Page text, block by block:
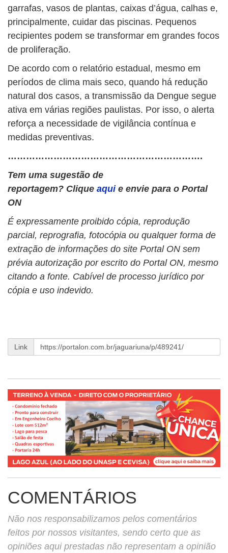
garrafas, vasos de plantas, caixas d’água, calhas e,
principalmente, cuidar das piscinas. Pequenos
recipientes podem se transformar em grandes focos
de proliferação.
De acordo com o relatório estadual, mesmo em
períodos de clima mais seco, quando há redução
natural dos casos, a transmissão da Dengue segue
ativa em várias regiões paulistas. Por isso, o alerta
reforça a necessidade de vigilância contínua e
medidas preventivas.
……………………………………………………….
Tem uma sugestão de
reportagem? Clique aqui e envie para o Portal
ON
É expressamente proibido cópia, reprodução
parcial, reprografia, fotocópia ou qualquer forma de
extração de informações do site Portal ON sem
prévia autorização por escrito do Portal ON, mesmo
citando a fonte. Cabível de processo jurídico por
cópia e uso indevido.
Link
COMENTÁRIOS
Não nos responsabilizamos pelos comentários
feitos por nossos visitantes, sendo certo que as
opiniões aqui prestadas não representam a opinião